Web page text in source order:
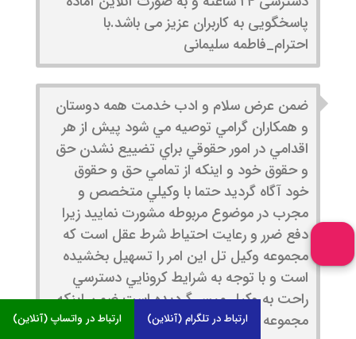
پاسخگویی به کاربران عزیز می باشد.با
احترام_فاطمه سلیمانی
ضمن عرض سلام و ادب خدمت همه دوستان
و همكاران گرامي توصيه مي شود پيش از هر
اقدامي در امور حقوقي براي تضييع نشدن حق
و حقوق خود و اينكه از تمامي حق و حقوق
خود آگاه گرديد حتما با وكيلي متخصص و
مجرب در موضوع مربوطه مشورت نماييد زيرا
دفع ضرر و رعايت احتياط شرط عقل است كه
مجموعه وكيل تل اين امر را تسهيل بخشيده
است و با توجه به شرايط كرونايي دسترسي
راحت به وكيل ميسر گرديده است ضمن اينكه
مجموعه وكيل تل در سراسر كشور با وكلائيارتباط در واتساپ (آنلاین) ارتباط در تلگرام (آنلاین)